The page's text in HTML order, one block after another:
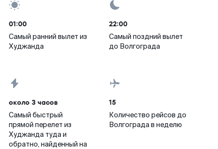
01:00
Самый ранний вылет из
Худжанда
22:00
Самый поздний вылет
до Волгограда
около 3 часов
Самый быстрый
прямой перелет из
Худжанда туда и
обратно, найденный на
15
Количество рейсов до
Волгограда в неделю